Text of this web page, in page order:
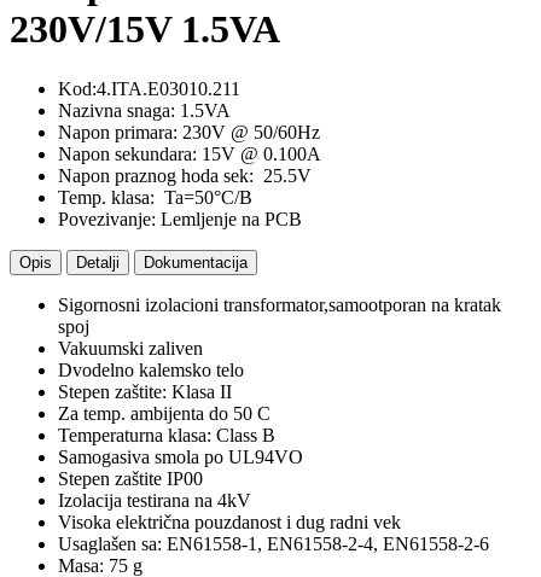
230V/15V 1.5VA
Kod:4.ITA.E03010.211
Nazivna snaga: 1.5VA
Napon primara: 230V @ 50/60Hz
Napon sekundara: 15V @ 0.100A
Napon praznog hoda sek: 25.5V
Temp. klasa: Ta=50°C/B
Povezivanje: Lemljenje na PCB
Opis Detalji Dokumentacija
Sigornosni izolacioni transformator,samootporan na kratak
spoj
Vakuumski zaliven
Dvodelno kalemsko telo
Stepen zaštite: Klasa II
Za temp. ambijenta do 50 C
Temperaturna klasa: Class B
Samogasiva smola po UL94VO
Stepen zaštite IP00
Izolacija testirana na 4kV
Visoka električna pouzdanost i dug radni vek
Usaglašen sa: EN61558-1, EN61558-2-4, EN61558-2-6
Masa: 75 g